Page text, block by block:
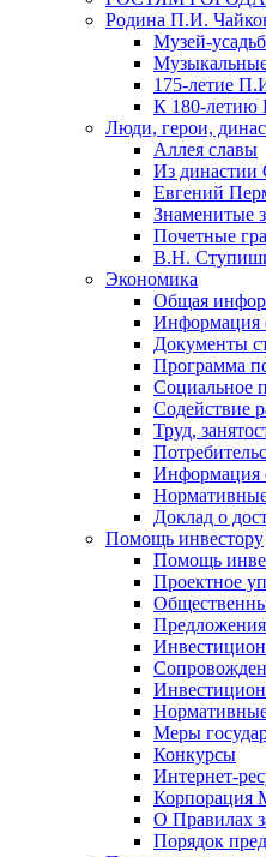
Родина П.И.
Музей-
175-летие
К 180-летию
Люди, герои,
Аллея славы
Из династии
Евгений
Знаменитые
Почетные
В.Н.
Экономика
Общая
Информация
Документы
Программа
Социальное
Содействие
Труд,
Информация
Доклад о
Помощь инвестору
Помощь
Проектное
Предложения
Меры
Конкурсы
Интернет-
О Правилах
Порядок